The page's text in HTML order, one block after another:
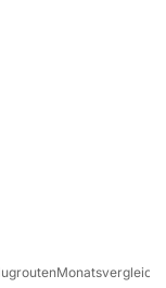
Monatsvergleich